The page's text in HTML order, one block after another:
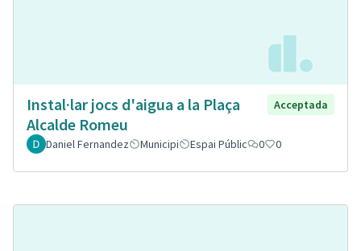
Instal·lar jocs d'aigua a la Plaça
Alcalde Romeu
Acceptada
Daniel Fernandez Municipi Espai Públic 0 0